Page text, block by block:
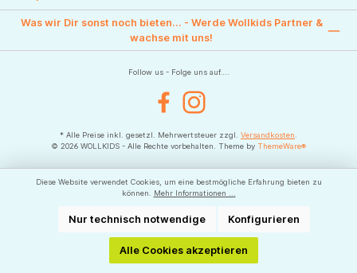
Was wir Dir sonst noch bieten... - Werde Wollkids Partner &
wachse mit uns!
Follow us - Folge uns auf....
FacebookInstagram
* Alle Preise inkl. gesetzl. Mehrwertsteuer zzgl. Versandkosten
© 2026 WOLLKIDS - Alle Rechte vorbehalten. Theme by ThemeWare®
Diese Website verwendet Cookies, um eine bestmögliche Erfahrung bieten zu
können.
Mehr Informationen ...
Nur technisch notwendige Konfigurieren
Alle Cookies akzeptieren